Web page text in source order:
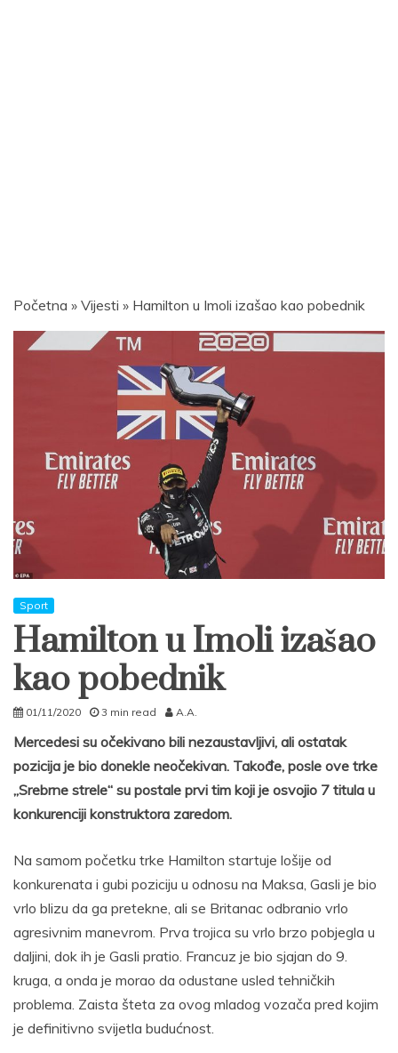
Početna » Vijesti » Hamilton u Imoli izašao kao pobednik
Sport
Hamilton u Imoli izašao
kao pobednik
01/11/2020 3 min read A.A.
Mercedesi su očekivano bili nezaustavljivi, ali ostatak
pozicija je bio donekle neočekivan. Takođe, posle ove trke
„Srebrne strele“ su postale prvi tim koji je osvojio 7 titula u
konkurenciji konstruktora zaredom.
Na samom početku trke Hamilton startuje lošije od
konkurenata i gubi poziciju u odnosu na Maksa, Gasli je bio
vrlo blizu da ga pretekne, ali se Britanac odbranio vrlo
agresivnim manevrom. Prva trojica su vrlo brzo pobjegla u
daljini, dok ih je Gasli pratio. Francuz je bio sjajan do 9.
kruga, a onda je morao da odustane usled tehničkih
problema. Zaista šteta za ovog mladog vozača pred kojim
je definitivno svijetla budućnost.